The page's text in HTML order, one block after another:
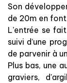
Son
de 20m en
L'entrée se
suivi d’une
de parvenir à
Plus bas, une
graviers,